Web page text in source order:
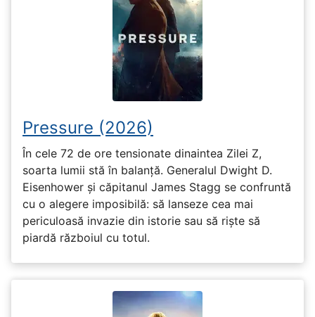
Pressure (2026)
În cele 72 de ore tensionate dinaintea Zilei Z,
soarta lumii stă în balanță. Generalul Dwight D.
Eisenhower și căpitanul James Stagg se confruntă
cu o alegere imposibilă: să lanseze cea mai
periculoasă invazie din istorie sau să riște să
piardă războiul cu totul.